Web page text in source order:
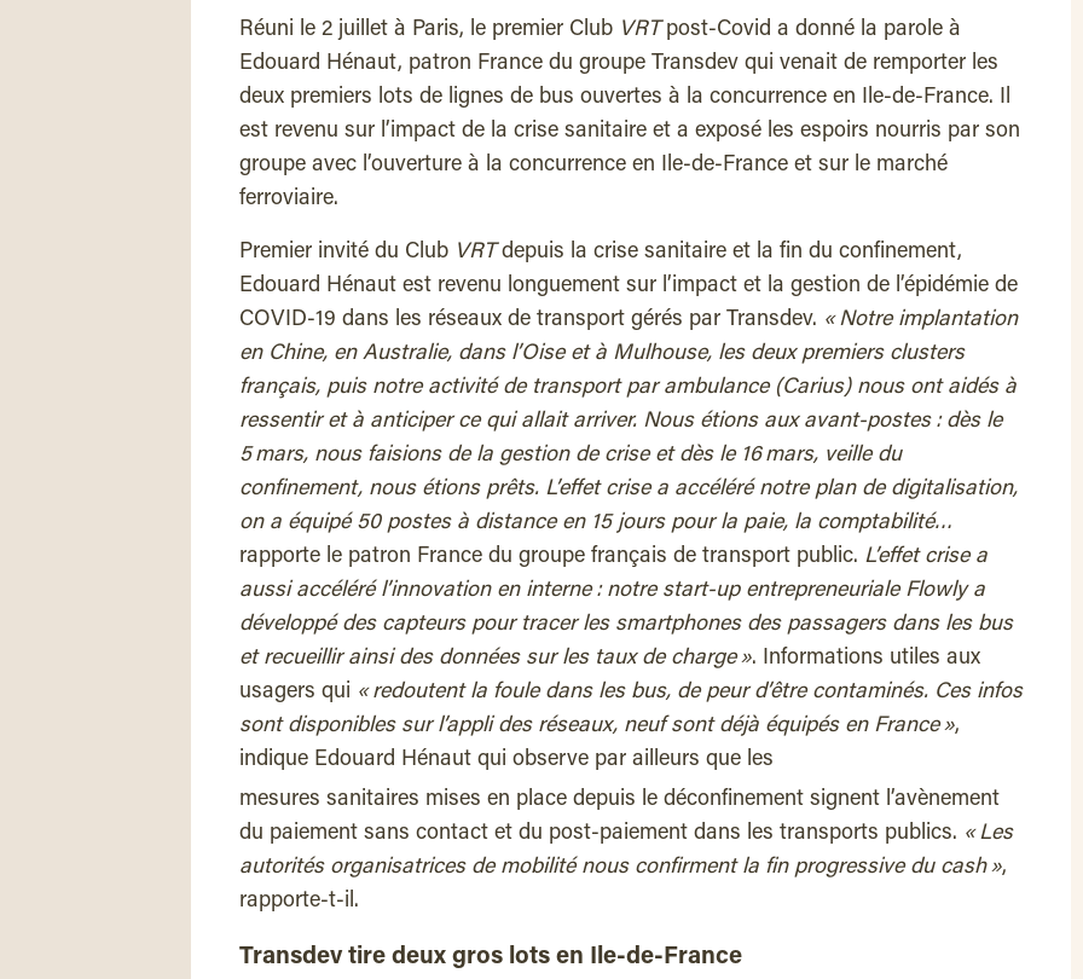
Réuni le 2 juillet à Paris, le premier Club VRT post-Covid a donné la parole à
Edouard Hénaut, patron France du groupe Transdev qui venait de remporter les
deux premiers lots de lignes de bus ouvertes à la concurrence en Ile-de-France. Il
est revenu sur l’impact de la crise sanitaire et a exposé les espoirs nourris par son
groupe avec l’ouverture à la concurrence en Ile-de-France et sur le marché
ferroviaire.
Premier invité du Club VRT depuis la crise sanitaire et la fin du confinement,
Edouard Hénaut est revenu longuement sur l’impact et la gestion de l’épidémie de
COVID-19 dans les réseaux de transport gérés par Transdev. « Notre implantation
en Chine, en Australie, dans l’Oise et à Mulhouse, les deux premiers clusters
français, puis notre activité de transport par ambulance (Carius) nous ont aidés à
ressentir et à anticiper ce qui allait arriver. Nous étions aux avant-postes : dès le
5 mars, nous faisions de la gestion de crise et dès le 16 mars, veille du
confinement, nous étions prêts. L’effet crise a accéléré notre plan de digitalisation,
on a équipé 50 postes à distance en 15 jours pour la paie, la comptabilité…
rapporte le patron France du groupe français de transport public. L’effet crise a
aussi accéléré l’innovation en interne : notre start-up entrepreneuriale Flowly a
développé des capteurs pour tracer les smartphones des passagers dans les bus
et recueillir ainsi des données sur les taux de charge ». Informations utiles aux
usagers qui « redoutent la foule dans les bus, de peur d’être contaminés. Ces infos
sont disponibles sur l’appli des réseaux, neuf sont déjà équipés en France »,
indique Edouard Hénaut qui observe par ailleurs que les
mesures sanitaires mises en place depuis le déconfinement signent l’avènement
du paiement sans contact et du post-paiement dans les transports publics. « Les
autorités organisatrices de mobilité nous confirment la fin progressive du cash »,
rapporte-t-il.
Transdev tire deux gros lots en Ile-de-France